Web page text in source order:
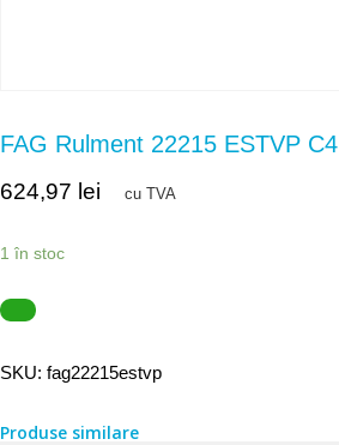
FAG Rulment 22215 ESTVP C4
624,97 lei cu TVA
1 în stoc
SKU: fag22215estvp
Produse similare